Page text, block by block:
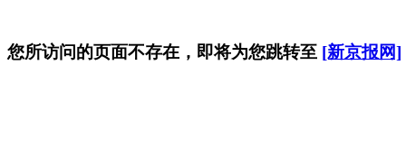
您所访问的页面不存在，即将为您跳转至 [新京报网]